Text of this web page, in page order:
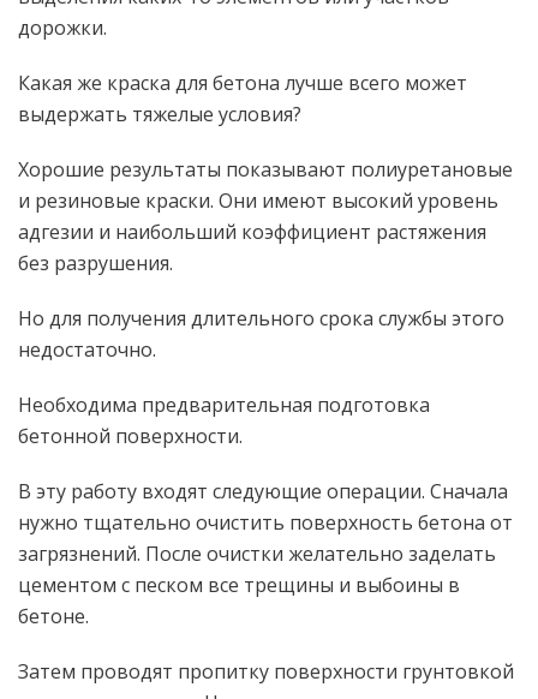
дорожки.
Какая же краска для бетона лучше всего может
выдержать тяжелые условия?
Хорошие результаты показывают полиуретановые
и резиновые краски. Они имеют высокий уровень
адгезии и наибольший коэффициент растяжения
без разрушения.
Но для получения длительного срока службы этого
недостаточно.
Необходима предварительная подготовка
бетонной поверхности.
В эту работу входят следующие операции. Сначала
нужно тщательно очистить поверхность бетона от
загрязнений. После очистки желательно заделать
цементом с песком все трещины и выбоины в
бетоне.
Затем проводят пропитку поверхности грунтовкой